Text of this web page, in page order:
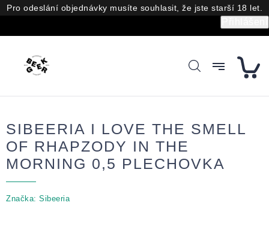
Přejít
na
Pro odeslání objednávky musíte souhlasit, že jste starší 18 let.
SIBEERIA I LOVE THE SMELL
OF RHAPZODY IN THE
MORNING 0,5 PLECHOVKA
Značka: Sibeeria